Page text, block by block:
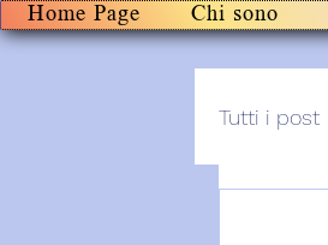
Home Page Chi sono
Tutti i post